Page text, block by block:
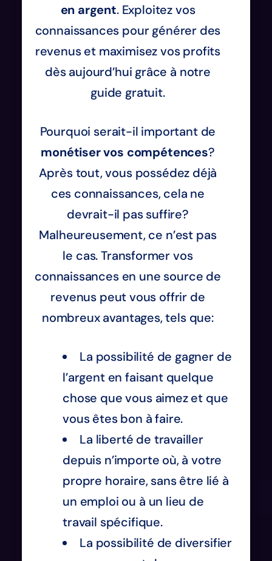
en argent. Exploitez vos
connaissances pour générer des
revenus et maximisez vos profits
dès aujourd’hui grâce à notre
guide gratuit.
Pourquoi serait-il important de
monétiser vos compétences?
Après tout, vous possédez déjà
ces connaissances, cela ne
devrait-il pas suffire?
Malheureusement, ce n’est pas
le cas. Transformer vos
connaissances en une source de
revenus peut vous offrir de
nombreux avantages, tels que:
La possibilité de gagner de
l’argent en faisant quelque
chose que vous aimez et que
vous êtes bon à faire.
La liberté de travailler
depuis n’importe où, à votre
propre horaire, sans être lié à
un emploi ou à un lieu de
travail spécifique.
La possibilité de diversifier